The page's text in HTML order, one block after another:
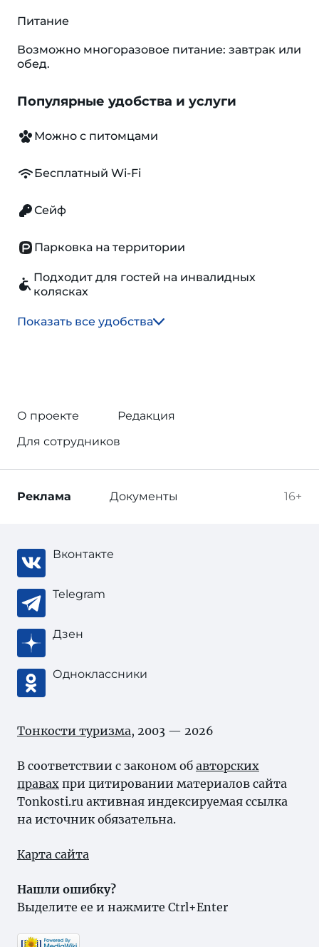
Питание
Возможно многоразовое питание: завтрак или
обед.
Популярные удобства и услуги
Можно с питомцами
Бесплатный Wi-Fi
Сейф
Парковка на территории
Подходит для гостей на инвалидных
колясках
Показать все удобства
О проекте
Редакция
Для сотрудников
16+
Реклама Документы
Вконтакте
Telegram
Дзен
Одноклассники
Тонкости туризма, 2003 — 2026
В соответствии с законом об авторских
правах при цитировании материалов сайта
Tonkosti.ru активная индексируемая ссылка
на источник обязательна.
Карта сайта
Нашли ошибку?
Выделите ее и нажмите Ctrl+Enter